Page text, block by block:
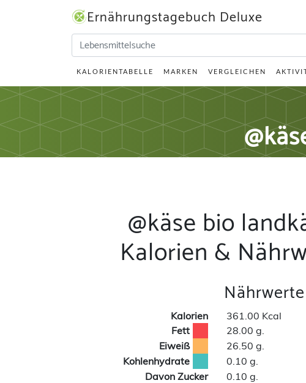
Ernährungstagebuch Deluxe
KALORIENTABELLE MARKEN VERGLEICHEN
@käse bio
Kalorien &
Kalorien
361.00 Kcal
Fett
28.00 g.
Eiweiß
26.50 g.
Kohlenhydrate
0.10 g.
Davon Zucker
0.10 g.